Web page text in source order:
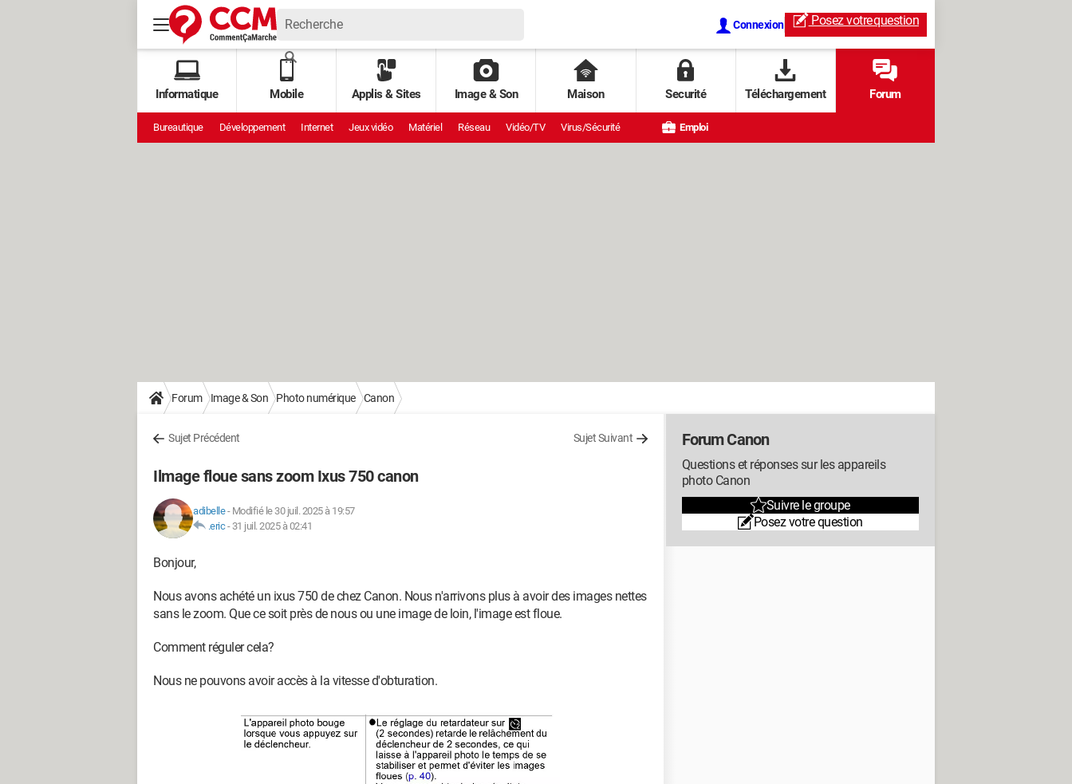
Connexion Posez votrequestion
Informatique Mobile Applis & Sites Image & Son Maison Securité Téléchargement Forum
Bureautique Développement Internet Jeux vidéo Matériel Réseau Vidéo/TV Virus/Sécurité Emploi
Forum Image & Son Photo numérique Canon
Sujet Précédent Sujet Suivant
Ilmage floue sans zoom Ixus 750 canon
adibelle- Modifié le 30 juil. 2025 à 19:57
.eric- 31 juil. 2025 à 02:41
Bonjour,
Nous avons achété un ixus 750 de chez Canon. Nous n'arrivons plus à avoir des images nettes
sans le zoom. Que ce soit près de nous ou une image de loin, l'image est floue.
Comment réguler cela?
Nous ne pouvons avoir accès à la vitesse d'obturation.
Forum Canon
Questions et réponses sur les appareils
photo Canon
Suivre le groupe
Posez votre question